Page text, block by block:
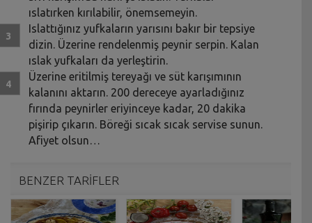
ıslatırken kırılabilir, önemsemeyin.
Islattığınız yufkaların yarısını bakır bir tepsiye
dizin. Üzerine rendelenmiş peynir serpin. Kalan
ıslak yufkaları da yerleştirin.
Üzerine eritilmiş tereyağı ve süt karışımının
kalanını aktarın. 200 dereceye ayarladığınız
fırında peynirler eriyinceye kadar, 20 dakika
pişirip çıkarın. Böreği sıcak sıcak servise sunun.
Afiyet olsun…
BENZER TARİFLER